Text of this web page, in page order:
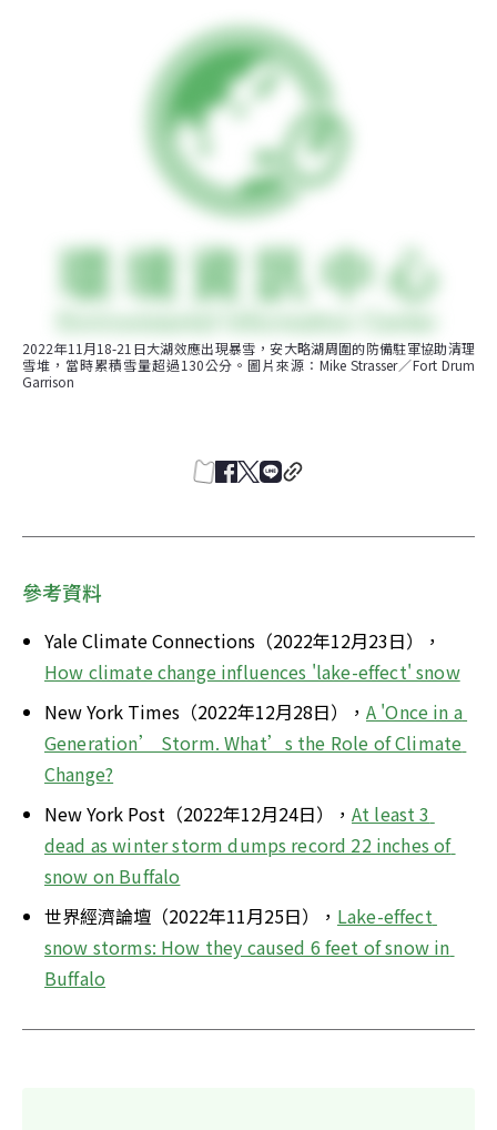
2022年11月18-21日大湖效應出現暴雪，安大略湖周圍的防備駐軍協助清理
雪堆，當時累積雪量超過130公分。圖片來源：Mike Strasser／Fort Drum
Garrison
參考資料
Yale Climate Connections（2022年12月23日），
How climate change influences 'lake-effect' snow
New York Times（2022年12月28日）， A 'Once in a
Generation’ Storm. What’s the Role of Climate
Change?
New York Post（2022年12月24日）， At least 3
dead as winter storm dumps record 22 inches of
snow on Buffalo
世界經濟論壇（2022年11月25日）， Lake-effect
snow storms: How they caused 6 feet of snow in
Buffalo